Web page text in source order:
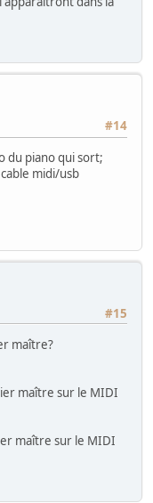
#14
du piano qui sort;
midi/usb
#15
maître?
maître sur le MIDI
maître sur le MIDI